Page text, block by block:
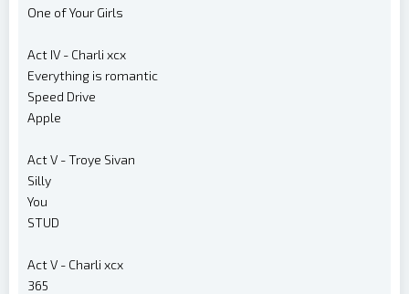
One of Your Girls
Act IV - Charli xcx
Everything is romantic
Speed Drive
Apple
Act V - Troye Sivan
Silly
You
STUD
Act V - Charli xcx
365